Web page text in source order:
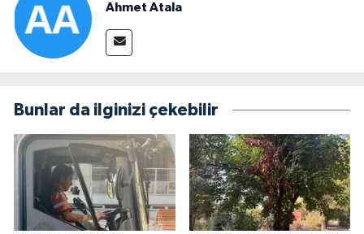
Ahmet Atala
Bunlar da ilginizi çekebilir